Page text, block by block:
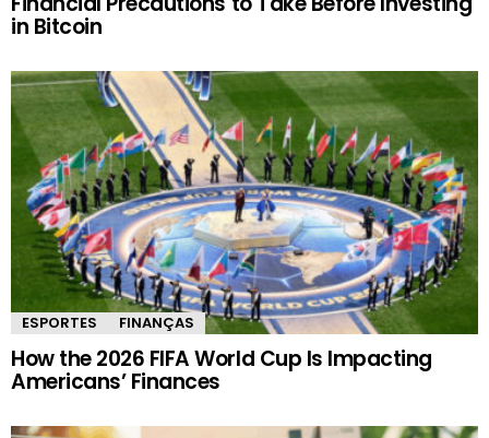
in Bitcoin
ESPORTES FINANÇAS
How the 2026 FIFA World Cup Is Impacting
Americans’ Finances